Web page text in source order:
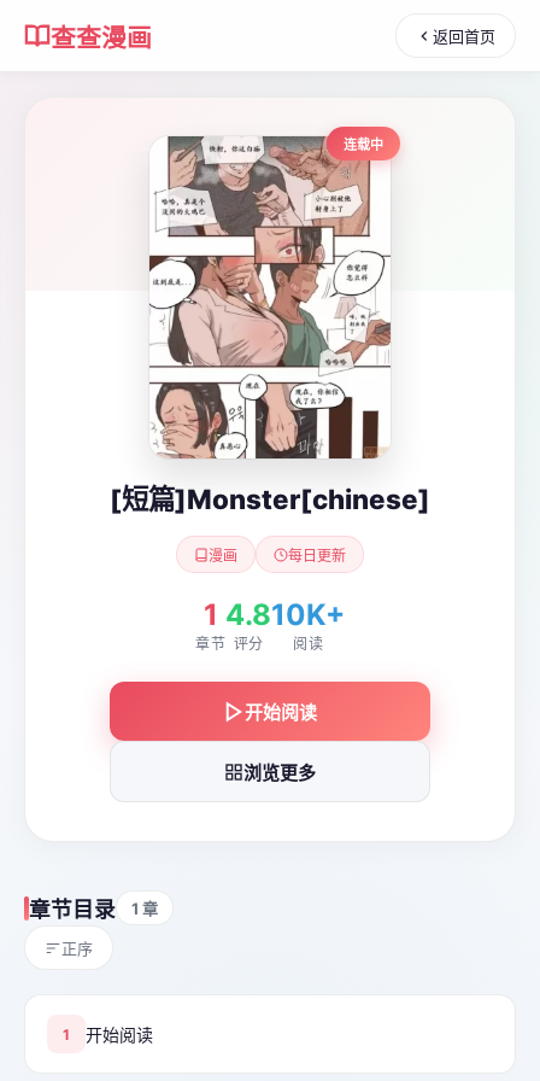
查查漫画 返回首页
连载中
[短篇]Monster[chinese]
漫画 每日更新
1
章节
4.8
评分
10K+
阅读
开始阅读
浏览更多
章节目录 1 章
正序
1 开始阅读